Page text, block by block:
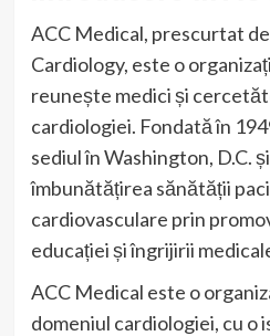
ACC Medical, prescurtat
Cardiology, este o
reunește medici și
cardiologiei. Fondată în
sediul în Washington, D.C.
îmbunătățirea sănătății
cardiovasculare prin
educației și îngrijirii
ACC Medical este o
domeniul cardiologiei, cu o